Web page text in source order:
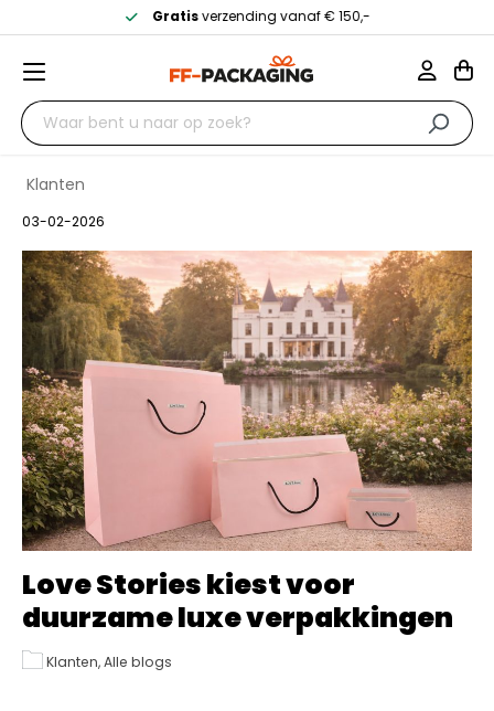
Gratisverzending vanaf € 150,-
Klanten
03-02-2026
Love Stories kiest voor
duurzame luxe verpakkingen
Klanten, Alle blogs